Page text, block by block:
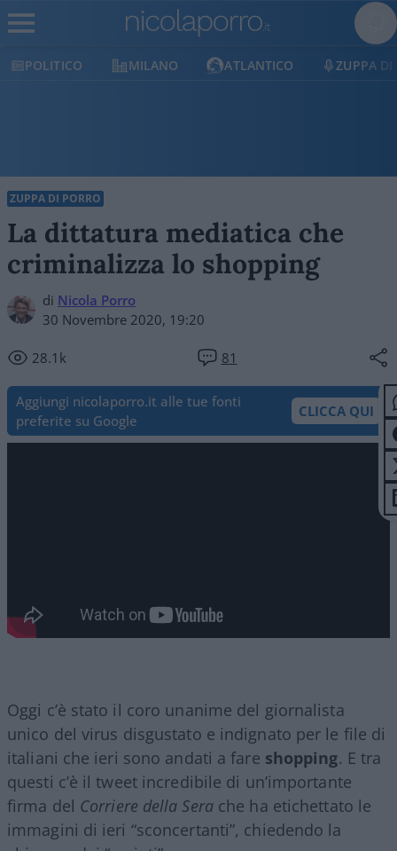
POLITICO MILANO ATLANTICO ZUPPA DI
ZUPPA DI PORRO
La dittatura mediatica che
criminalizza lo shopping
di Nicola Porro
30 Novembre 2020, 19:20
28.1k 81
Aggiungi nicolaporro.it alle tue fonti
preferite su Google
CLICCA QUI
Oggi c’è stato il coro unanime del giornalista
unico del virus disgustato e indignato per le file di
italiani che ieri sono andati a fare shopping. E tra
questi c’è il tweet incredibile di un’importante
firma del Corriere della Serache ha etichettato le
immagini di ieri “sconcertanti”, chiedendo la